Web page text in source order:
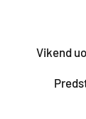
​Vikend